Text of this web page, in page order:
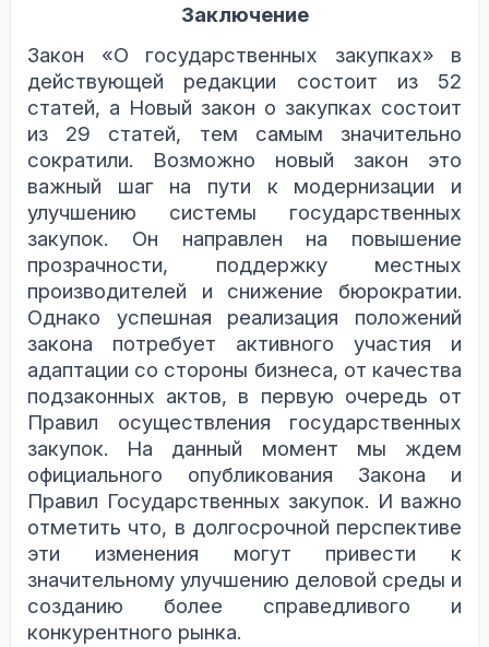
Заключение
Закон «О государственных закупках» в
действующей редакции состоит из 52
статей, а Новый закон о закупках состоит
из 29 статей, тем самым значительно
сократили. Возможно новый закон это
важный шаг на пути к модернизации и
улучшению системы государственных
закупок. Он направлен на повышение
прозрачности, поддержку местных
производителей и снижение бюрократии.
Однако успешная реализация положений
закона потребует активного участия и
адаптации со стороны бизнеса, от качества
подзаконных актов, в первую очередь от
Правил осуществления государственных
закупок. На данный момент мы ждем
официального опубликования Закона и
Правил Государственных закупок. И важно
отметить что, в долгосрочной перспективе
эти изменения могут привести к
значительному улучшению деловой среды и
созданию более справедливого и
конкурентного рынка.